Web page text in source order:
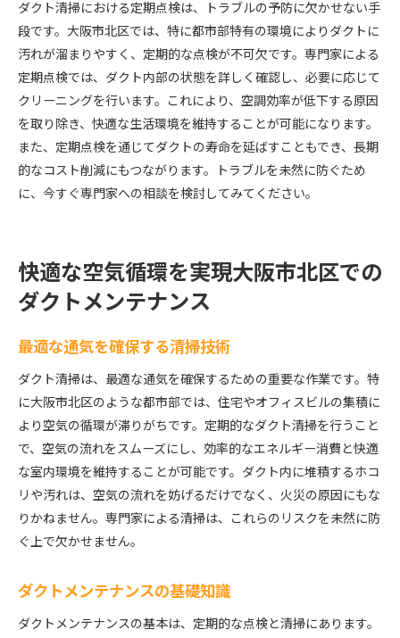
ダクト清掃における定期点検は、トラブルの予防に欠かせない手
段です。大阪市北区では、特に都市部特有の環境によりダクトに
汚れが溜まりやすく、定期的な点検が不可欠です。専門家による
定期点検では、ダクト内部の状態を詳しく確認し、必要に応じて
クリーニングを行います。これにより、空調効率が低下する原因
を取り除き、快適な生活環境を維持することが可能になります。
また、定期点検を通じてダクトの寿命を延ばすこともでき、長期
的なコスト削減にもつながります。トラブルを未然に防ぐため
に、今すぐ専門家への相談を検討してみてください。
快適な空気循環を実現大阪市北区での
ダクトメンテナンス
最適な通気を確保する清掃技術
ダクト清掃は、最適な通気を確保するための重要な作業です。特
に大阪市北区のような都市部では、住宅やオフィスビルの集積に
より空気の循環が滞りがちです。定期的なダクト清掃を行うこと
で、空気の流れをスムーズにし、効率的なエネルギー消費と快適
な室内環境を維持することが可能です。ダクト内に堆積するホコ
リや汚れは、空気の流れを妨げるだけでなく、火災の原因にもな
りかねません。専門家による清掃は、これらのリスクを未然に防
ぐ上で欠かせません。
ダクトメンテナンスの基礎知識
ダクトメンテナンスの基本は、定期的な点検と清掃にあります。